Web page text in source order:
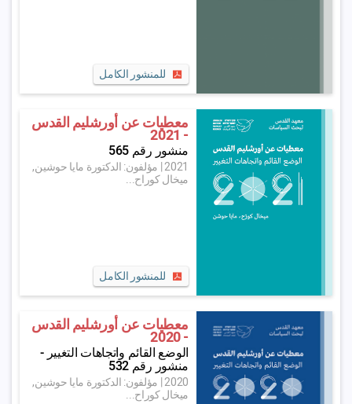
للمنشور الكامل
معطيات عن أورشليم القدس
- 2021
منشور رقم 565
2021
| مؤلفون: الدكتورة مايا حوشين,
ميخال كوراح...
للمنشور الكامل
معطيات عن أورشليم القدس
- 2020
الوضع القائم واتجاهات التغيير -
منشور رقم 532
2020
| مؤلفون: الدكتورة مايا حوشين,
ميخال كوراح...